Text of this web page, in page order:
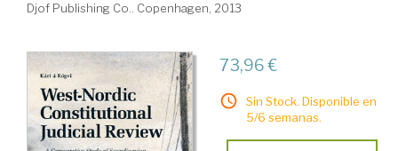
Djof Publishing Co.. Copenhagen, 2013
73,96 €
Sin Stock. Disponible en
5/6 semanas.